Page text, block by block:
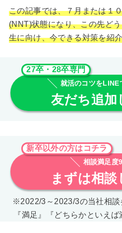
この記事では、７月または１
(NNT)状態になり、この先ど
生に向け、今できる対策を紹
27卒・28卒専門
就活のコツをLINE
友だち追加
新卒以外の方はコチラ
相談満足度
まずは相談
※2022/3～2023/3の当社相談
『満足』『どちらかといえ